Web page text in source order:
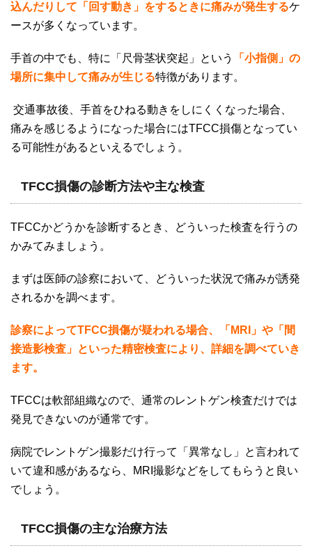
込んだりして「回す動き」をするときに痛みが発生するケ
ースが多くなっています。
手首の中でも、特に「尺骨茎状突起」という
「小指側」の
場所に集中して痛みが生じる特徴があります。
交通事故後、手首をひねる動きをしにくくなった場合、
痛みを感じるようになった場合にはTFCC損傷となってい
る可能性があるといえるでしょう。
TFCC損傷の診断方法や主な検査
TFCCかどうかを診断するとき、どういった検査を行うの
かみてみましょう。
まずは医師の診察において、どういった状況で痛みが誘発
されるかを調べます。
診察によってTFCC損傷が疑われる場合、「MRI」や「間
接造影検査」といった精密検査により、詳細を調べていき
ます。
TFCCは軟部組織なので、通常のレントゲン検査だけでは
発見できないのが通常です。
病院でレントゲン撮影だけ行って「異常なし」と言われて
いて違和感があるなら、
MRI 撮影などをしてもらうと良い
でしょう。
TFCC損傷の主な治療方法